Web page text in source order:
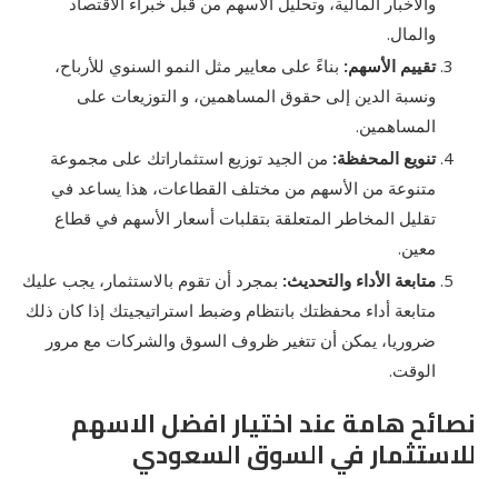
والمال.
تقييم الأسهم: بناءً على معايير مثل النمو السنوي للأرباح،
ونسبة الدين إلى حقوق المساهمين، و التوزيعات على
المساهمين.
تنويع المحفظة: من الجيد توزيع استثماراتك على مجموعة
متنوعة من الأسهم من مختلف القطاعات، هذا يساعد في
تقليل المخاطر المتعلقة بتقلبات أسعار الأسهم في قطاع
معين.
متابعة الأداء والتحديث: بمجرد أن تقوم بالاستثمار، يجب عليك
متابعة أداء محفظتك بانتظام وضبط استراتيجيتك إذا كان ذلك
ضروريا، يمكن أن تتغير ظروف السوق والشركات مع مرور
الوقت.
نصائح هامة عند اختيار افضل الاسهم
للاستثمار في السوق السعودي